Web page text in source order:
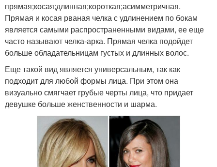
прямая;косая;длинная;короткая;асимметричная.
Прямая и косая рваная челка с удлинением по бокам
является самыми распространенными видами, ее еще
часто называют челка-арка. Прямая челка подойдет
больше обладательницам густых и длинных волос.
Еще такой вид является универсальным, так как
подходит для любой формы лица. При этом она
визуально смягчает грубые черты лица, что придает
девушке больше женственности и шарма.